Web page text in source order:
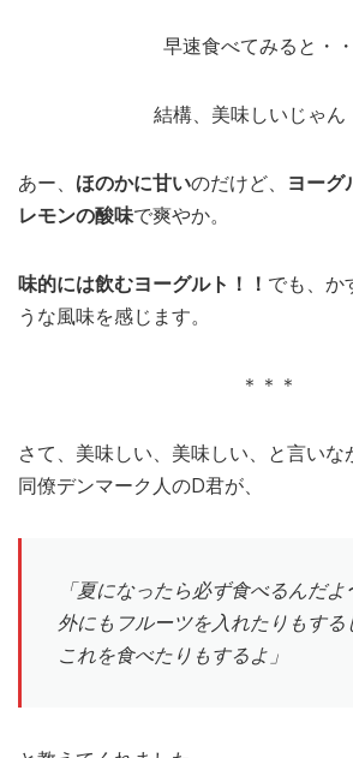
早速食べてみると・
結構、美味しいじゃん
あー、 ほのかに甘いのだけど、 ヨーグ
レモンの酸味で爽やか。
味的には飲むヨーグルト！！ でも、か
うな風味を感じます。
＊＊＊
さて、美味しい、美味しい、と言いな
同僚デンマーク人のD君が、
「夏になったら必ず食べるんだ
外にもフルーツを入れたりもす
これを食べたりもするよ」